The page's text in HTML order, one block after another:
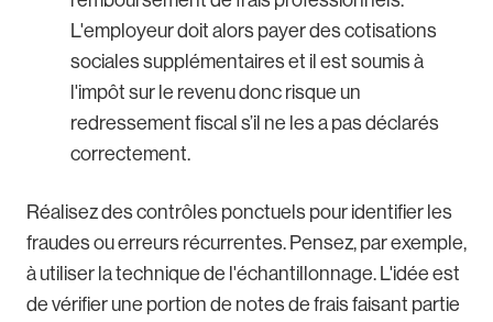
L'employeur doit alors payer des cotisations
sociales supplémentaires et il est soumis à
l'impôt sur le revenu donc risque un
redressement fiscal s’il ne les a pas déclarés
correctement.
Réalisez des contrôles ponctuels pour identifier les
fraudes ou erreurs récurrentes. Pensez, par exemple,
à utiliser la technique de l'échantillonnage. L'idée est
de vérifier une portion de notes de frais faisant partie